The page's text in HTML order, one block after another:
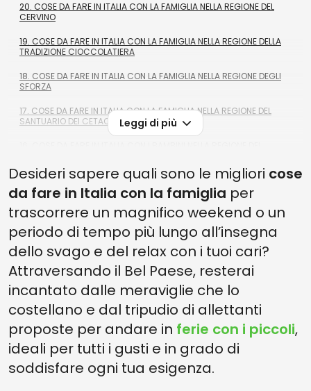
20. COSE DA FARE IN ITALIA CON LA FAMIGLIA NELLA REGIONE DEL
CERVINO
19. COSE DA FARE IN ITALIA CON LA FAMIGLIA NELLA REGIONE DELLA
TRADIZIONE CIOCCOLATIERA
18. COSE DA FARE IN ITALIA CON LA FAMIGLIA NELLA REGIONE DEGLI
SFORZA
17. COSE DA FARE IN ITALIA CON LA FAMIGLIA NELLA REGIONE DEL
SANTUARIO DEI CETACEI
15. COSE DA FARE IN ITALIA CON LA FAMIGLIA NELLA REGIONE DELLE
ALPI GIULIE E CARNICHE
14. COSE DA FARE IN ITALIA CON LA FAMIGLIA NELLA REGIONE DEL
CANALETTO
13. COSE DA FARE IN ITALIA CON LA FAMIGLIA NELLA REGIONE DI
PASCOLI E TOSCANINI
12. COSE DA FARE IN ITALIA CON LA FAMIGLIA NELLA REGIONE
DELL'AMIATA
11. COSE DA FARE IN ITALIA CON LA FAMIGLIA NELLA REGIONE DELLA
SABINA
10. COSE DA FARE IN ITALIA CON LA FAMIGLIA NELLA REGIONE DEL
DUCATO DI FEDERICO DA MONTEFELTRO
Leggi di più
Desideri sapere quali sono le migliori cose
da fare in Italia con la famiglia per
trascorrere un magnifico weekend o un
periodo di tempo più lungo all’insegna
dello svago e del relax con i tuoi cari?
Attraversando il Bel Paese, resterai
incantato dalle meraviglie che lo
costellano e dal tripudio di allettanti
proposte per andare in ferie con i piccoli,
ideali per tutti i gusti e in grado di
soddisfare ogni tua esigenza.